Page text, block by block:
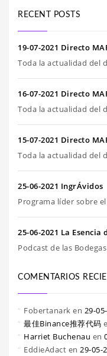
RECENT POSTS
19-07-2021 Directo
Toda la actualidad del
16-07-2021 Directo
Toda la actualidad del
15-07-2021 Directo
Toda la actualidad del
25-06-2021 IngrÁvidos
Programa líder sobre
25-06-2021 La Esencia
Podcast de las
COMENTARIOS
Fobertanark en 29-
最佳Binance推荐代码
Harriet Buchenau en
EddieAdact en 29-05-